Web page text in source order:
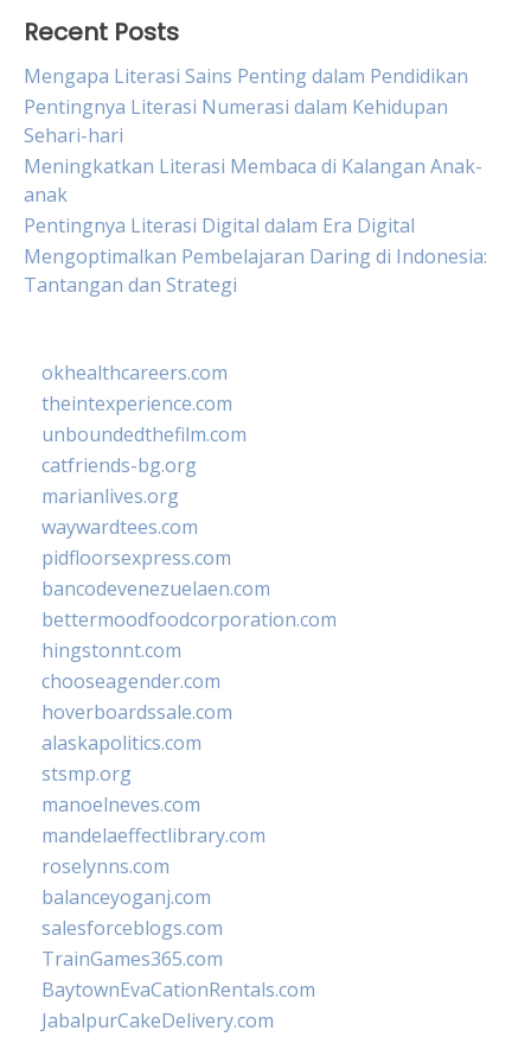
Recent Posts
Mengapa Literasi Sains Penting dalam Pendidikan
Pentingnya Literasi Numerasi dalam Kehidupan
Sehari-hari
Meningkatkan Literasi Membaca di Kalangan Anak-
anak
Pentingnya Literasi Digital dalam Era Digital
Mengoptimalkan Pembelajaran Daring di Indonesia:
Tantangan dan Strategi
okhealthcareers.com
theintexperience.com
unboundedthefilm.com
catfriends-bg.org
marianlives.org
waywardtees.com
pidfloorsexpress.com
bancodevenezuelaen.com
bettermoodfoodcorporation.com
hingstonnt.com
chooseagender.com
hoverboardssale.com
alaskapolitics.com
stsmp.org
manoelneves.com
mandelaeffectlibrary.com
roselynns.com
balanceyoganj.com
salesforceblogs.com
TrainGames365.com
BaytownEvaCationRentals.com
JabalpurCakeDelivery.com